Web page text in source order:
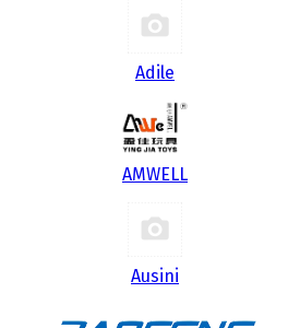
Adile
AMWELL
Ausini